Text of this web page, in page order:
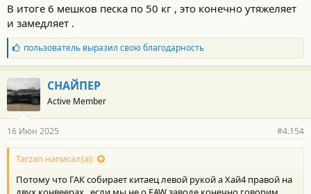
В итоге 6 мешков песка по 50 кг , это конечно утяжеляет
и замедляет .
Б
л
а
г
о
д
а
н
о
с
и
:
пользовательвыразил свою благодарность
СНАЙПЕР
Active Member
16 Июн 2025 #4.154
Tarzan написал(а):
Потому что ГАК собирает китаец левой рукой а Хай4 правой на